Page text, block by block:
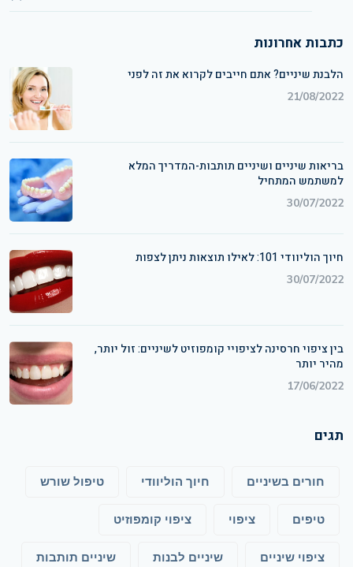
כתבות אחרונות
הלבנת שיניים? אתם חייבים לקרוא את זה לפני
21/08/2022
בריאות שיניים ושיניים תותבות-המדריך המלא
למשתמש המתחיל
30/07/2022
חיוך הוליוודי 101: לאילו תוצאות ניתן לצפות
30/07/2022
בין ציפוי חרסינה לציפויי קומפוזיט לשיניים: זול יותר,
מהיר יותר
17/06/2022
תגים
חורים בשיניים חיוך הוליוודי טיפול שורש
טיפים ציפוי ציפוי קומפוזיט
ציפוי שיניים שיניים לבנות שיניים תותבות